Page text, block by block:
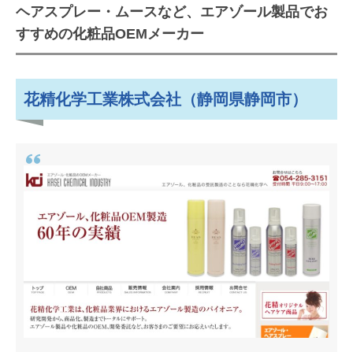
ヘアスプレー・ムースなど、エアゾール製品でお
すすめの化粧品OEMメーカー
花精化学工業株式会社（静岡県静岡市）